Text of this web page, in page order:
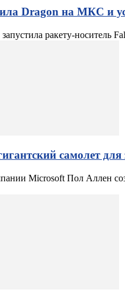
Dragon на МКС и
ракету-носитель
самолет для
Microsoft Пол Аллен